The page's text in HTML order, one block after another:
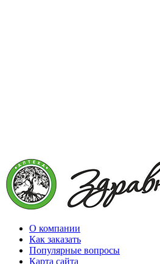
О компании
Как заказать
Популярные вопросы
Карта сайта